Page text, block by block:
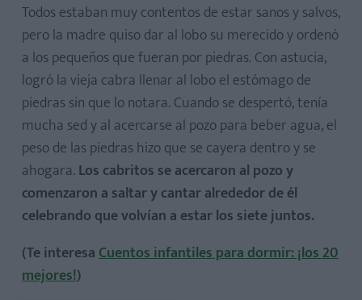
Todos estaban muy contentos de estar sanos y salvos,
pero la madre quiso dar al lobo su merecido y ordenó
a los pequeños que fueran por piedras. Con astucia,
logró la vieja cabra llenar al lobo el estómago de
piedras sin que lo notara. Cuando se despertó, tenía
mucha sed y al acercarse al pozo para beber agua, el
peso de las piedras hizo que se cayera dentro y se
ahogara. Los cabritos se acercaron al pozo y
comenzaron a saltar y cantar alrededor de él
celebrando que volvían a estar los siete juntos.
(Te interesaCuentos infantiles para dormir: ¡los 20
mejores!)